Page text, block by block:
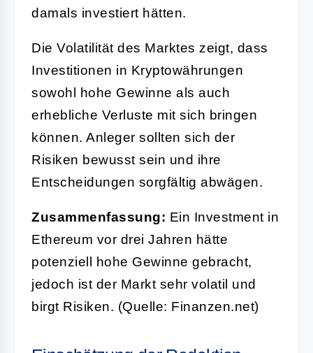
damals investiert hätten.
Die Volatilität des Marktes zeigt, dass
Investitionen in Kryptowährungen
sowohl hohe Gewinne als auch
erhebliche Verluste mit sich bringen
können. Anleger sollten sich der
Risiken bewusst sein und ihre
Entscheidungen sorgfältig abwägen.
Zusammenfassung: Ein Investment in
Ethereum vor drei Jahren hätte
potenziell hohe Gewinne gebracht,
jedoch ist der Markt sehr volatil und
birgt Risiken. (Quelle: Finanzen.net)